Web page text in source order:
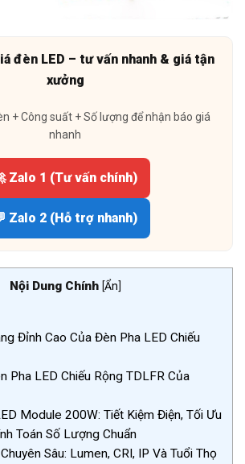
đèn LED – tư vấn nhanh & giá tận
xưởng
+ Công suất + Số lượng để nhận báo giá
nhanh
Zalo 1 (Tư vấn chính)
Zalo 2 (Hỗ trợ nhanh)
Nội Dung Chính [Ẩn]
Đỉnh Cao Của Đèn Pha LED Chiếu
Pha LED Chiếu Rộng TDLFR Của
Module 200W: Tiết Kiệm Điện, Tối Ưu
Toán Số Lượng Chuẩn
Sâu: Lumen, CRI, IP Và Tuổi Thọ